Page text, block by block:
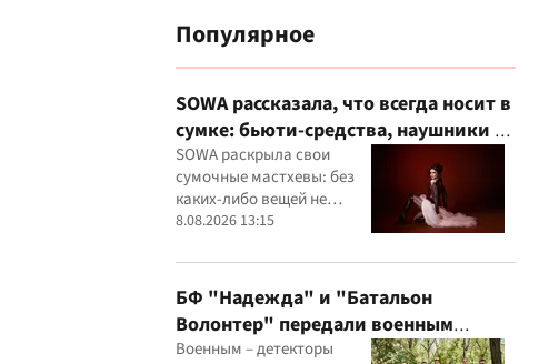
Популярное
SOWA рассказала, что всегда носит в
сумке: бьюти-средства, наушники и
флешки с музыкой
SOWA раскрыла свои
сумочные мастхевы: без
каких-либо вещей не
выходит из дома
8.08.2026 13:15
БФ "Надежда" и "Батальон
Волонтер" передали военным
детекторы дронов, Starlink и
Военным – детекторы